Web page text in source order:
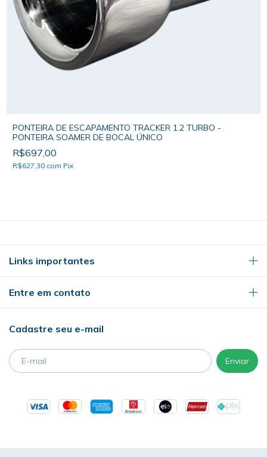
PONTEIRA DE ESCAPAMENTO TRACKER 1.2 TURBO -
PONTEIRA SOAMER DE BOCAL ÚNICO
R$697,00
R$627,30 com Pix
Links importantes
Entre em contato
Cadastre seu e-mail